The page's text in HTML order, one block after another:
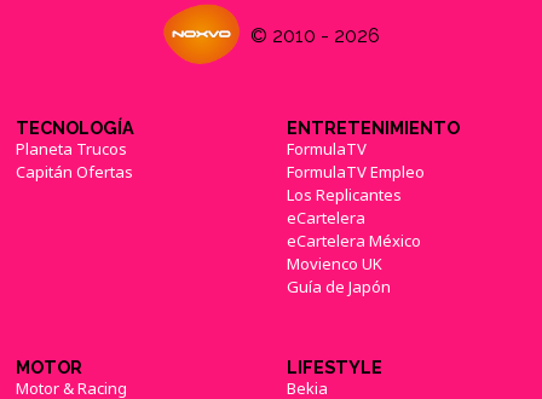
© 2010 - 2026
TECNOLOGÍA
Planeta Trucos
Capitán Ofertas
ENTRETENIMIENTO
FormulaTV
FormulaTV Empleo
Los Replicantes
eCartelera
eCartelera México
Movienco UK
Guía de Japón
MOTOR
Motor & Racing
LIFESTYLE
Bekia